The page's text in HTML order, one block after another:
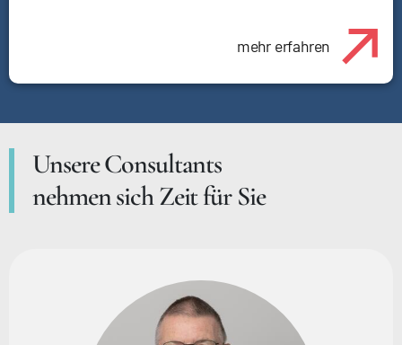
mehr erfahren
Unsere Consultants
nehmen sich Zeit für Sie